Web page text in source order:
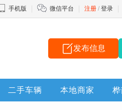
注册 / 登录
手机版 微信平台
发布信息
二手车辆 本地商家